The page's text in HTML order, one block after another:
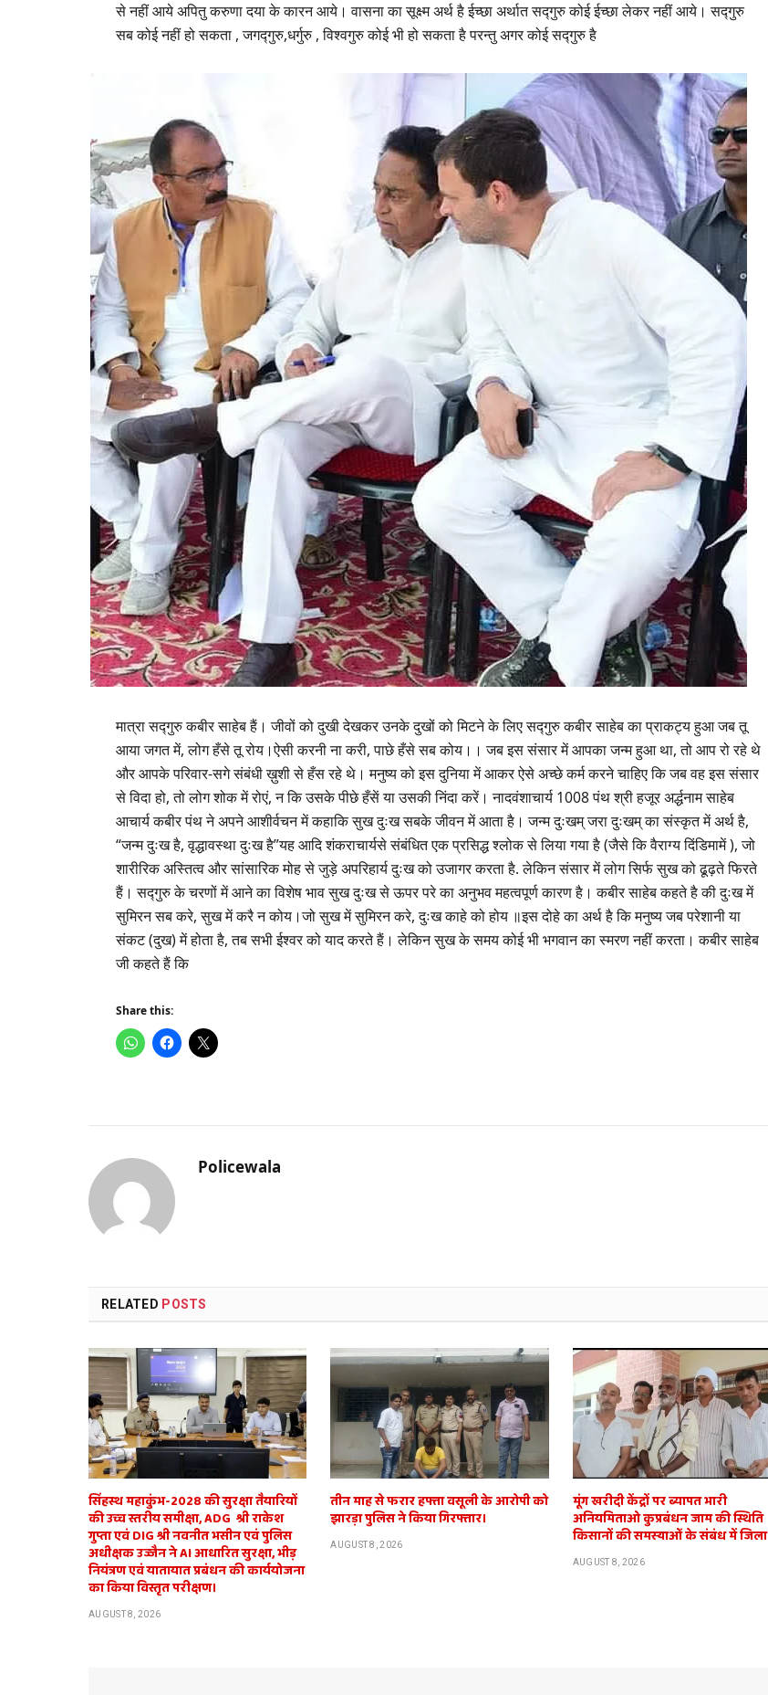
से नहीं आये अपितु करुणा दया के कारन आये। वासना का सूक्ष्म अर्थ है ईच्छा अर्थात सद्गुरु कोई ईच्छा लेकर नहीं आये। सद्गुरु
सब कोई नहीं हो सकता , जगद्गुरु,धर्गुरु , विश्वगुरु कोई भी हो सकता है परन्तु अगर कोई सद्गुरु है
मात्रा सद्गुरु कबीर साहेब हैं। जीवों को दुखी देखकर उनके दुखों को मिटने के लिए सद्गुरु कबीर साहेब का प्राकट्य हुआ जब तू
आया जगत में, लोग हँसे तू रोय।ऐसी करनी ना करी, पाछे हँसे सब कोय।। जब इस संसार में आपका जन्म हुआ था, तो आप रो रहे थे
और आपके परिवार-सगे संबंधी ख़ुशी से हँस रहे थे। मनुष्य को इस दुनिया में आकर ऐसे अच्छे कर्म करने चाहिए कि जब वह इस संसार
से विदा हो, तो लोग शोक में रोएं, न कि उसके पीछे हँसें या उसकी निंदा करें। नादवंशाचार्य 1008 पंथ श्री हजूर अर्द्धनाम साहेब
आचार्य कबीर पंथ ने अपने आशीर्वचन में कहाकि सुख दुःख सबके जीवन में आता है। जन्म दुःखम् जरा दुःखम् का संस्कृत में अर्थ है,
“जन्म दुःख है, वृद्धावस्था दुःख है”यह आदि शंकराचार्यसे संबंधित एक प्रसिद्ध श्लोक से लिया गया है (जैसे कि वैराग्य दिंडिमामें ), जो
शारीरिक अस्तित्व और सांसारिक मोह से जुड़े अपरिहार्य दुःख को उजागर करता है. लेकिन संसार में लोग सिर्फ सुख को ढूढ़ते फिरते
हैं। सद्गुरु के चरणों में आने का विशेष भाव सुख दुःख से ऊपर परे का अनुभव महत्वपूर्ण कारण है। कबीर साहेब कहते है की दुःख में
सुमिरन सब करे, सुख में करै न कोय।जो सुख में सुमिरन करे, दुःख काहे को होय ॥इस दोहे का अर्थ है कि मनुष्य जब परेशानी या
संकट (दुख) में होता है, तब सभी ईश्वर को याद करते हैं। लेकिन सुख के समय कोई भी भगवान का स्मरण नहीं करता। कबीर साहेब
जी कहते हैं कि
Share this:
Policewala
RELATED POSTS
सिंहस्थ महाकुंभ-2028 की सुरक्षा तैयारियों
की उच्च स्तरीय समीक्षा, ADG श्री राकेश
गुप्ता एवं DIG श्री नवनीत भसीन एवं पुलिस
अधीक्षक उज्जैन ने AI आधारित सुरक्षा, भीड़
नियंत्रण एवं यातायात प्रबंधन की कार्ययोजना
का किया विस्तृत परीक्षण।
AUGUST 8, 2026
तीन माह से फरार हफ्ता वसूली के आरोपी को
झारड़ा पुलिस ने किया गिरफ्तार।
AUGUST 8, 2026
मूंग खरीदी केंद्रों पर ब्यापत भारी
अनियमिताओ कुप्रबंधन जाम की स्थिति
किसानों की समस्याओं के संबंध में जिला
AUGUST 8, 2026